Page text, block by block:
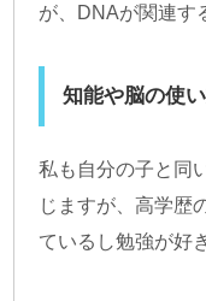
が、DNAが関連す
知能や脳の使
私も自分の子と同
じますが、高学歴
ているし勉強が好